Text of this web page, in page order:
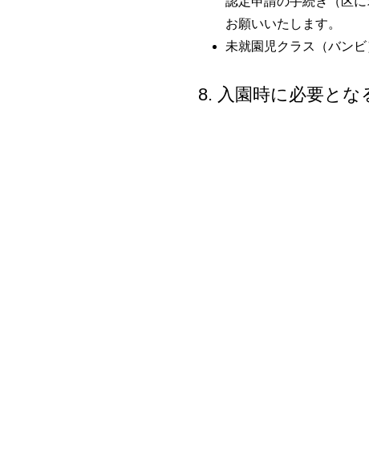
お願いいたします。
未就園児クラス（バン
8. 入園時に必要とな